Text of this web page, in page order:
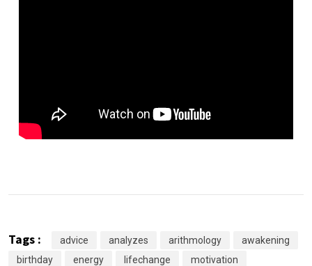
Tags : advice analyzes arithmology
awakening
birthday
energy lifechange
motivation